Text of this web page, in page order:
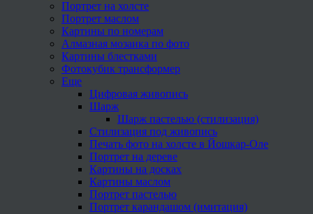
Портрет на холсте
Портрет маслом
Картины по номерам
Алмазная мозаика по фото
Картины блестками
Фотокубик трансформер
Еще
Цифровая живопись
Шарж
Шарж пастелью (стилизация)
Стилизация под живопись
Печать фото на холсте в Йошкар-Оле
Портрет на дереве
Картины на досках
Картины маслом
Портрет пастелью
Портрет карандашом (имитация)